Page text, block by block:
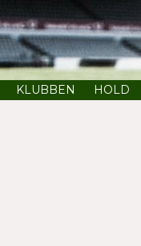
KLUBBEN HOLD